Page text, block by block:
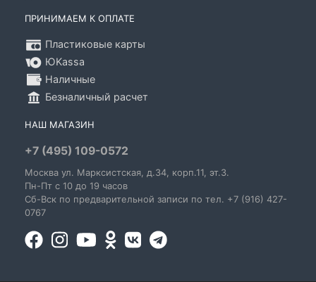
ПРИНИМАЕМ К ОПЛАТЕ
Пластиковые карты
ЮKassa
Наличные
Безналичный расчет
НАШ МАГАЗИН
+7 (495) 109-0572
Москва ул. Марксистская , д.34, корп.11, эт.3.
Пн-Пт c 10 до 19 часов
Сб-Вск по предварительной записи по тел. +7 (916) 427-
0767